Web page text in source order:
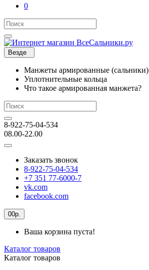
0
Везде
Манжеты армированные (сальники)
Уплотнительные кольца
Что такое армированная манжета?
8-922-75-04-534
08.00-22.00
Заказать звонок
8-922-75-04-534
+7 351 77-6000-7
vk.com
facebook.com
00р.
Ваша корзина пуста!
Каталог товаров
Каталог товаров